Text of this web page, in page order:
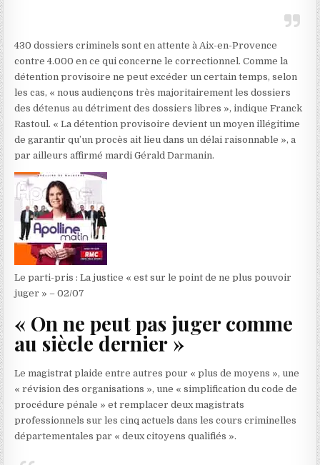
430 dossiers criminels sont en attente à Aix-en-Provence
contre 4.000 en ce qui concerne le correctionnel. Comme la
détention provisoire ne peut excéder un certain temps, selon
les cas, « nous audiençons très majoritairement les dossiers
des détenus au détriment des dossiers libres », indique Franck
Rastoul. « La détention provisoire devient un moyen illégitime
de garantir qu’un procès ait lieu dans un délai raisonnable », a
par ailleurs affirmé mardi Gérald Darmanin.
Le parti-pris : La justice « est sur le point de ne plus pouvoir
juger » – 02/07
« On ne peut pas juger comme
au siècle dernier »
Le magistrat plaide entre autres pour « plus de moyens », une
« révision des organisations », une « simplification du code de
procédure pénale » et remplacer deux magistrats
professionnels sur les cinq actuels dans les cours criminelles
départementales par « deux citoyens qualifiés ».